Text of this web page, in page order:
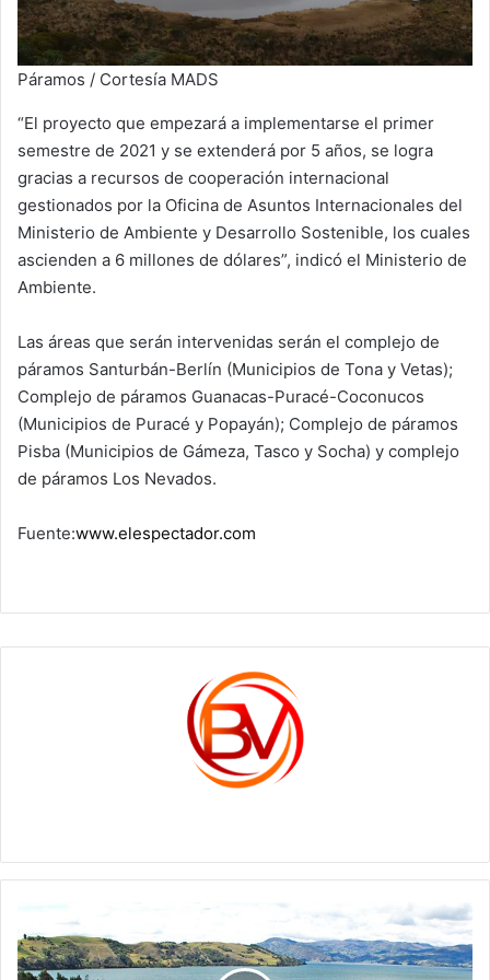
Páramos / Cortesía MADS
“El proyecto que empezará a implementarse el primer
semestre de 2021 y se extenderá por 5 años, se logra
gracias a recursos de cooperación internacional
gestionados por la Oficina de Asuntos Internacionales del
Ministerio de Ambiente y Desarrollo Sostenible, los cuales
ascienden a 6 millones de dólares”, indicó el Ministerio de
Ambiente.
Las áreas que serán intervenidas serán el complejo de
páramos Santurbán-Berlín (Municipios de Tona y Vetas);
Complejo de páramos Guanacas-Puracé-Coconucos
(Municipios de Puracé y Popayán); Complejo de páramos
Pisba (Municipios de Gámeza, Tasco y Socha) y complejo
de páramos Los Nevados.
Fuente:www.elespectador.com
lo
menos